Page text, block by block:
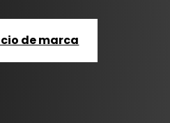
de marca